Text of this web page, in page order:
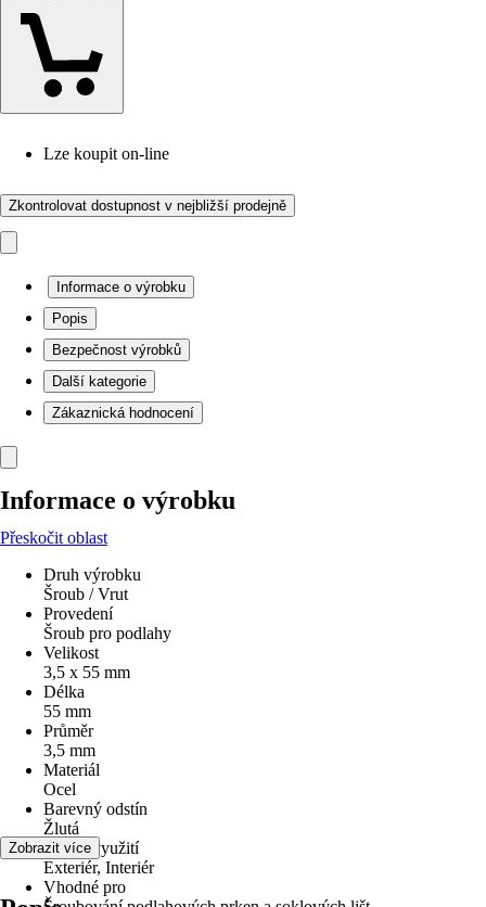
Lze koupit on-line
Zkontrolovat dostupnost v nejbližší prodejně
Informace o výrobku
Popis
Bezpečnost výrobků
Další kategorie
Zákaznická hodnocení
Informace o výrobku
Přeskočit oblast
Druh výrobku
Šroub / Vrut
Provedení
Šroub pro podlahy
Velikost
3,5 x 55 mm
Délka
55 mm
Průměr
3,5 mm
Materiál
Ocel
Barevný odstín
Žlutá
Oblast využití
Exteriér, Interiér
Vhodné pro
Zobrazit více